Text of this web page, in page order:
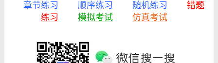
章节练习 顺序练习 随机练习
错题
练习
模拟考试 仿真考试